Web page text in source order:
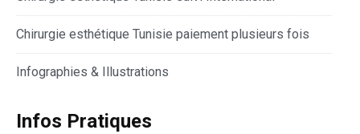
Chirurgie esthétique Tunisie paiement plusieurs fois
Infographies & Illustrations
Infos Pratiques